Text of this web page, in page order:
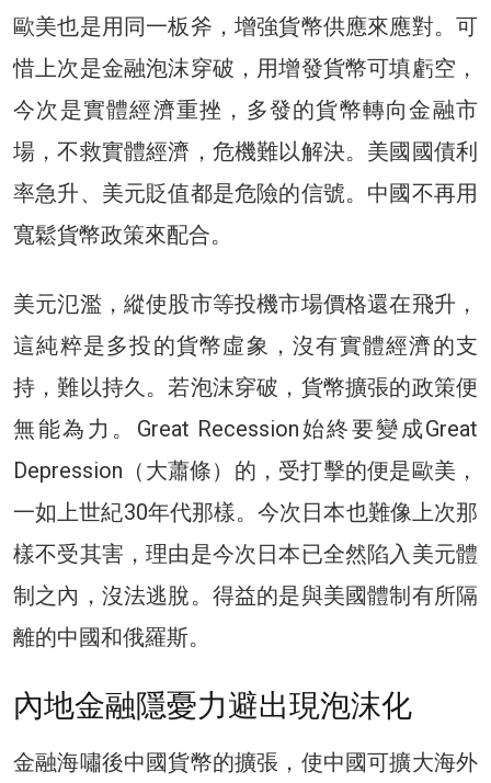
歐美也是用同一板斧，增強貨幣供應來應對。可
惜上次是金融泡沫穿破，用增發貨幣可填虧空，
今次是實體經濟重挫，多發的貨幣轉向金融市
場，不救實體經濟，危機難以解決。美國國債利
率急升、美元貶值都是危險的信號。中國不再用
寬鬆貨幣政策來配合。
美元氾濫，縱使股市等投機市場價格還在飛升，
這純粹是多投的貨幣虛象，沒有實體經濟的支
持，難以持久。若泡沫穿破，貨幣擴張的政策便
無能為力。Great Recession始終要變成Great
Depression（大蕭條）的，受打擊的便是歐美，
一如上世紀30年代那樣。今次日本也難像上次那
樣不受其害，理由是今次日本已全然陷入美元體
制之內，沒法逃脫。得益的是與美國體制有所隔
離的中國和俄羅斯。
內地金融隱憂力避出現泡沫化
金融海嘯後中國貨幣的擴張，使中國可擴大海外